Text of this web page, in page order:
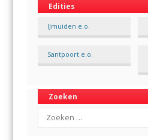
Edities
IJmuiden e.o.
Santpoort e.o.
Zoeken
Search